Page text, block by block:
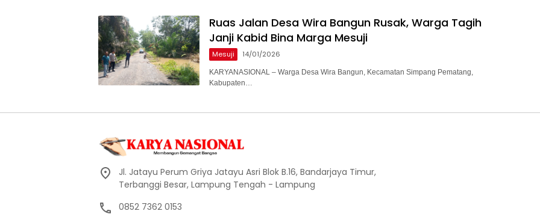
Ruas Jalan Desa Wira Bangun Rusak, Warga Tagih
Janji Kabid Bina Marga Mesuji
Mesuji 14/01/2026
KARYANASIONAL – Warga Desa Wira Bangun, Kecamatan Simpang Pematang,
Kabupaten…
Jl. Jatayu Perum Griya Jatayu Asri Blok B.16, Bandarjaya Timur,
Terbanggi Besar, Lampung Tengah - Lampung
0852 7362 0153